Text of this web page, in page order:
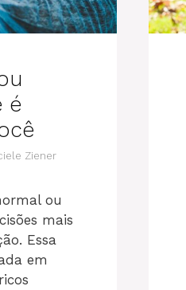
é
Ziener
ou
mais
Essa
em